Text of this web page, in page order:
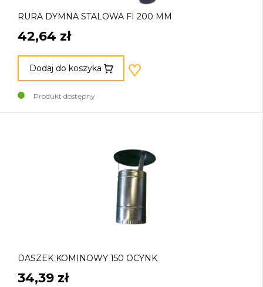
RURA DYMNA STALOWA FI 200 MM
42,64 zł
Dodaj do koszyka
Produkt dostępny
DASZEK KOMINOWY 150 OCYNK
34,39 zł